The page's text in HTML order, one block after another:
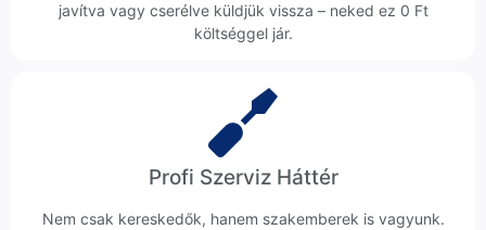
javítva vagy cserélve küldjük vissza – neked ez 0 Ft
költséggel jár.
Profi Szerviz Háttér
Nem csak kereskedők, hanem szakemberek is vagyunk.